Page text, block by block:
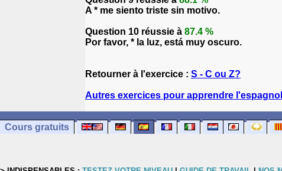
A * me siento triste sin motivo.
Question 10 réussie à 87.4 %
Por favor, * la luz, está muy oscuro.
Retourner à l'exercice : S - C ou Z?
Autres exercices pour apprendre l'espagnol
Cours gratuits